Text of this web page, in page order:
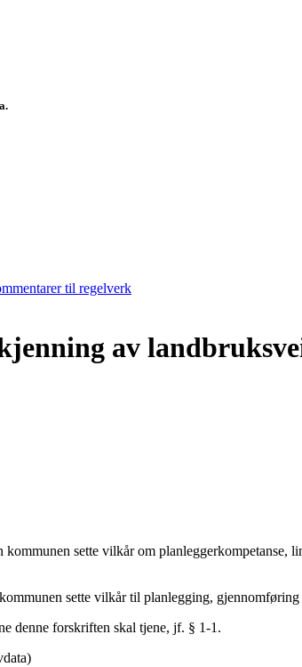
til regelverk
av
sette vilkår om
sette vilkår til planlegging, gjennomføring
denne forskriften skal tjene, jf. § 1-1.